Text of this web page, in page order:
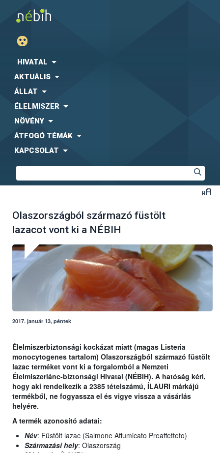
HIVATAL
AKTUÁLIS
ÁLLAT
ÉLELMISZER
NÖVÉNY
ÁTFOGÓ TÉMÁK
KAPCSOLAT
Olaszországból származó füstölt
lazacot vont ki a NÉBIH
2017. január 13, péntek
Élelmiszerbiztonsági kockázat miatt (magas Listeria
monocytogenes tartalom) Olaszországból származó füstölt
lazac terméket vont ki a forgalomból a Nemzeti
Élelmiszerlánc-biztonsági Hivatal (NÉBIH). A hatóság kéri,
hogy aki rendelkezik a 2385 tételszámú, ÍLAURI márkájú
termékből, ne fogyassza el és vigye vissza a vásárlás
helyére.
A termék azonosító adatai:
Név: Füstölt lazac (Salmone Affumicato Preaffetteto)
Származási hely: Olaszország